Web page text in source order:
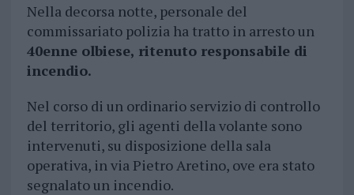
Nella decorsa notte, personale del
commissariato polizia ha tratto in arresto un
40enne olbiese, ritenuto responsabile di
incendio.
Nel corso di un ordinario servizio di controllo
del territorio, gli agenti della volante sono
intervenuti, su disposizione della sala
operativa, in via Pietro Aretino, ove era stato
segnalato un incendio.